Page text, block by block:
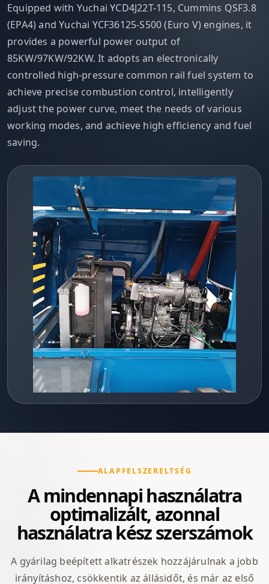
Equipped with Yuchai YCD4J22T-115, Cummins QSF3.8
(EPA4) and Yuchai YCF36125-S500 (Euro V) engines, it
provides a powerful power output of
85KW/97KW/92KW. It adopts an electronically
controlled high-pressure common rail fuel system to
achieve precise combustion control, intelligently
adjust the power curve, meet the needs of various
working modes, and achieve high efficiency and fuel
saving.
ALAPFELSZERELTSÉG
A mindennapi használatra
optimalizált, azonnal
használatra kész szerszámok
A gyárilag beépített alkatrészek hozzájárulnak a jobb
irányításhoz, csökkentik az állásidőt, és már az első